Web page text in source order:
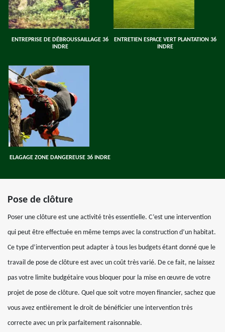
ENTREPRISE DE DÉBROUSSAILLAGE 36
INDRE
ENTRETIEN ESPACE VERT PLANTATION 36
INDRE
ELAGAGE ZONE DANGEREUSE 36 INDRE
Pose de clôture
Poser une clôture est une activité très essentielle. C’est une intervention
qui peut être effectuée en même temps avec la construction d’un habitat.
Ce type d’intervention peut adapter à tous les budgets étant donné que le
travail de pose de clôture est avec un coût très varié. De ce fait, ne laissez
pas votre limite budgétaire vous bloquer pour la mise en œuvre de votre
projet de pose de clôture. Quel que soit votre moyen financier, sachez que
vous avez entièrement le droit de bénéficier une intervention très
correcte avec un prix parfaitement raisonnable.